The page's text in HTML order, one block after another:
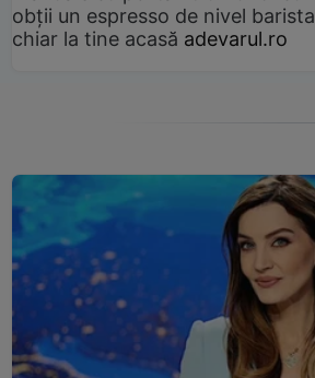
obții un espresso de nivel barista
chiar la tine acasă adevarul.ro